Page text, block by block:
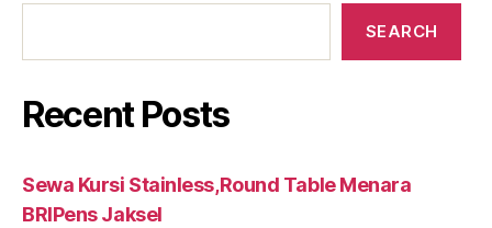
SEARCH
Recent Posts
Sewa Kursi Stainless,Round Table Menara
BRIPens Jaksel